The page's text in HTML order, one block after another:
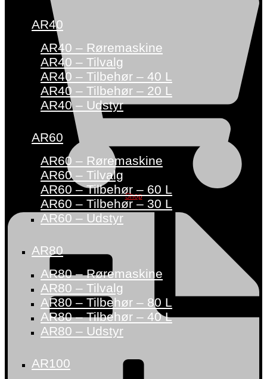
Shop
AR40
AR40 – Røremaskine
AR40 – Tilvalg
AR40 – Tilbehør – 40 L
AR40 – Tilbehør – 20 L
AR40 – Udstyr
AR60
AR60 – Røremaskine
AR60 – Tilvalg
AR60 – Tilbehør – 60 L
AR60 – Tilbehør – 30 L
AR60 – Udstyr
AR80
AR80 – Røremaskine
AR80 – Tilvalg
AR80 – Tilbehør – 80 L
AR80 – Tilbehør – 40 L
AR80 – Udstyr
AR100